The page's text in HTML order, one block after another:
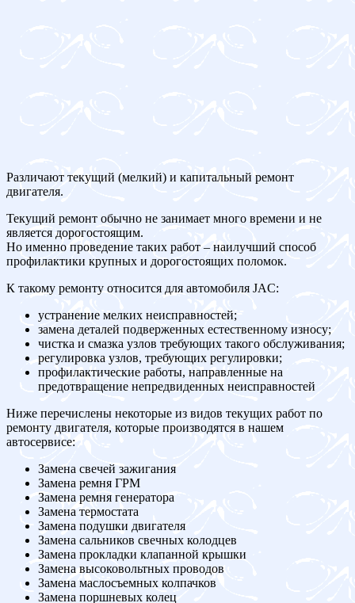
Различают текущий (мелкий) и капитальный ремонт
двигателя.
Текущий ремонт обычно не занимает много времени и не
является дорогостоящим.
Но именно проведение таких работ – наилучший способ
профилактики крупных и дорогостоящих поломок.
К такому ремонту относится для автомобиля JAC:
устранение мелких неисправностей;
замена деталей подверженных естественному износу;
чистка и смазка узлов требующих такого обслуживания;
регулировка узлов, требующих регулировки;
профилактические работы, направленные на
предотвращение непредвиденных неисправностей
Ниже перечислены некоторые из видов текущих работ по
ремонту двигателя, которые производятся в нашем
автосервисе:
Замена свечей зажигания
Замена ремня ГРМ
Замена ремня генератора
Замена термостата
Замена подушки двигателя
Замена сальников свечных колодцев
Замена прокладки клапанной крышки
Замена высоковольтных проводов
Замена маслосъемных колпачков
Замена поршневых колец